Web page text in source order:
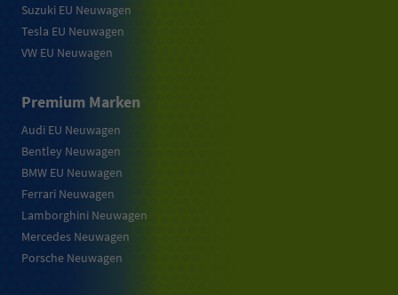
Suzuki EU Neuwagen
Tesla EU Neuwagen
VW EU Neuwagen
Premium Marken
Audi EU Neuwagen
Bentley Neuwagen
BMW EU Neuwagen
Ferrari Neuwagen
Lamborghini Neuwagen
Mercedes Neuwagen
Porsche Neuwagen